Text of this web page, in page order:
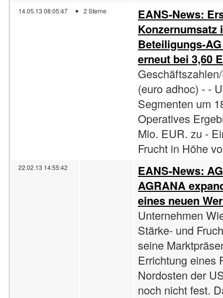
14.05.13 08:05:47 2 Sterne
EANS-News:
Konzernumsatz
Beteiligungs-
erneut bei 3,60
(euro adhoc) - -
Segmenten um
Operatives
Mio. EUR. zu -
Frucht in Höhe
22.02.13 14:55:42
EANS-News:
AGRANA
eines neuen
Unternehmen
Stärke- und
seine
Errichtung eines
Nordosten der
noch nicht fest.